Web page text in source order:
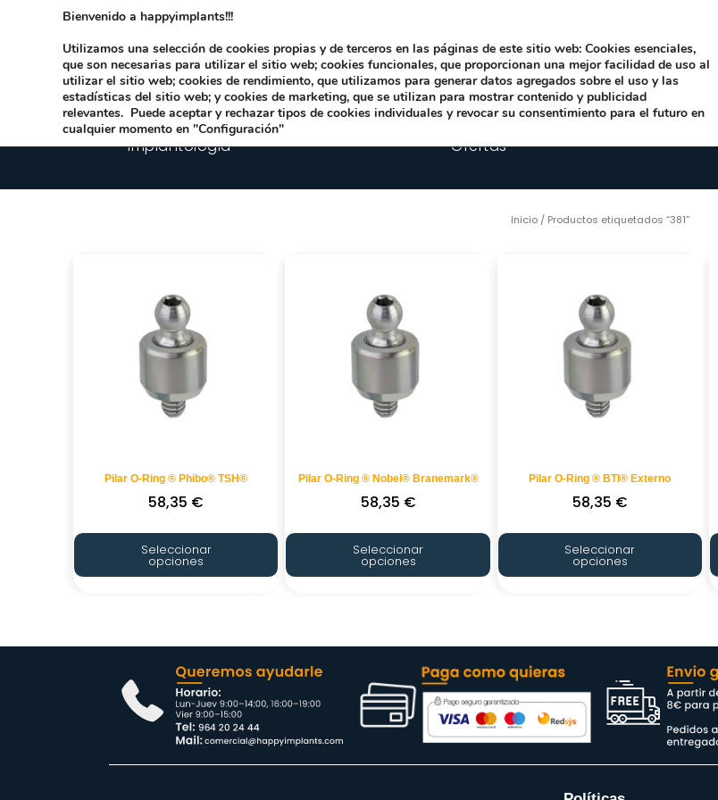
Dirección:
Implantologia Ofertas
Inicio / Productos etiquetados “381”
Pilar O-Ring ® Phibo® TSH®
58,35 €
Seleccionar
opciones
Pilar O-Ring ® Nobel® Branemark®
58,35 €
Seleccionar
opciones
Pilar O-Ring ® BTI® Externo
58,35 €
Seleccionar
opciones
Bienvenido a happyimplants!!!
Utilizamos una selección de cookies propias y de terceros en las páginas de este sitio web: Cookies esenciales,
que son necesarias para utilizar el sitio web; cookies funcionales, que proporcionan una mejor facilidad de uso al
utilizar el sitio web; cookies de rendimiento, que utilizamos para generar datos agregados sobre el uso y las
estadísticas del sitio web; y cookies de marketing, que se utilizan para mostrar contenido y publicidad
relevantes. Puede aceptar y rechazar tipos de cookies individuales y revocar su consentimiento para el futuro en
cualquier momento en "Configuración"